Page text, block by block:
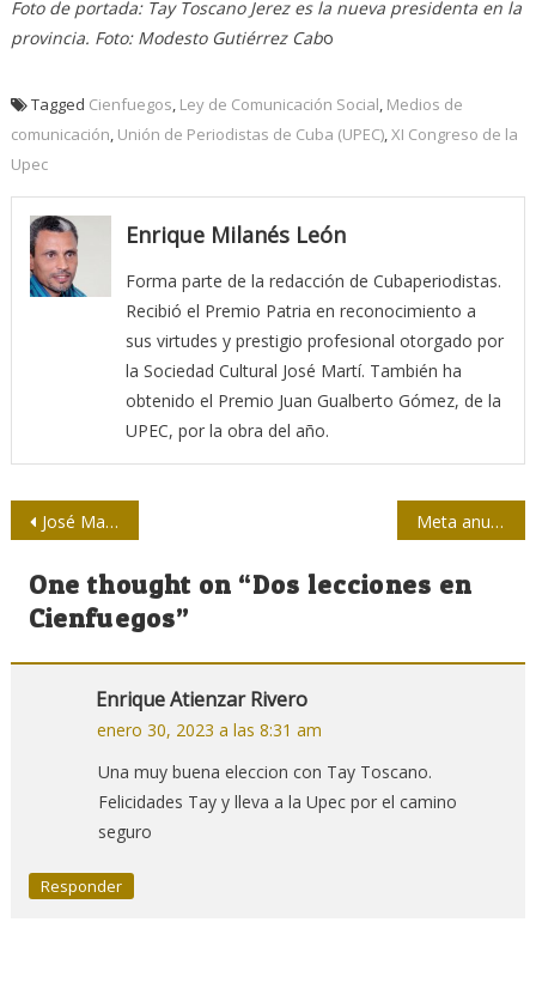
Foto de portada: Tay Toscano Jerez es la nueva presidenta en la
provincia. Foto: Modesto Gutiérrez Cabo
Tagged Cienfuegos, Ley de Comunicación Social, Medios de
comunicación, Unión de Periodistas de Cuba (UPEC),XI Congreso de la
Upec
Enrique Milanés León
Forma parte de la redacción de Cubaperiodistas.
Recibió el Premio Patria en reconocimiento a
sus virtudes y prestigio profesional otorgado por
la Sociedad Cultural José Martí. También ha
obtenido el Premio Juan Gualberto Gómez, de la
UPEC, por la obra del año.
Navegación
de
entradas
José Martí: Un hombre de actos Meta anuncia el regreso de Trump a Facebook e Instagram
One thought on “Dos lecciones en
Cienfuegos”
Enrique Atienzar Rivero
enero 30, 2023 a las 8:31 am
Una muy buena eleccion con Tay Toscano.
Felicidades Tay y lleva a la Upec por el camino
seguro
Responder